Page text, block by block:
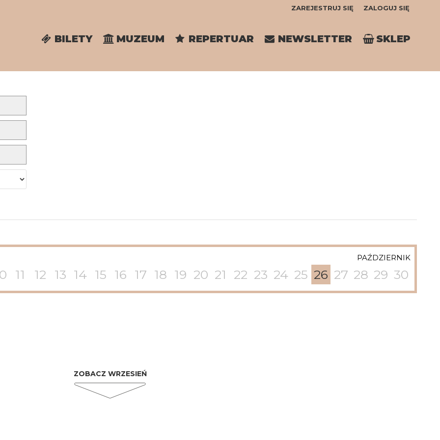
ZAREJESTRUJ SIĘ ZALOGUJ SIĘ
0,00
BILETY MUZEUM REPERTUAR NEWSLETTER SKLEP
PAŹDZIERNIK
11 12 13 14 15 16 17 18 19 20 21 22 23 24 25 26 27 28 29 30
ZOBACZ WRZESIEŃ